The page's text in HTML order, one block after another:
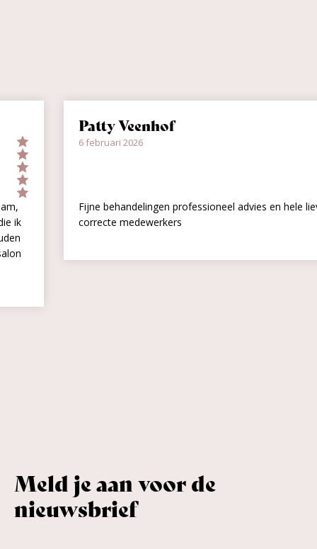
Patty Veenhof
6 februari 2026
Fijne behandelingen professioneel advies
correcte medewerkers
die ik
gehouden
de salon
Meld je aan voor de
nieuwsbrief